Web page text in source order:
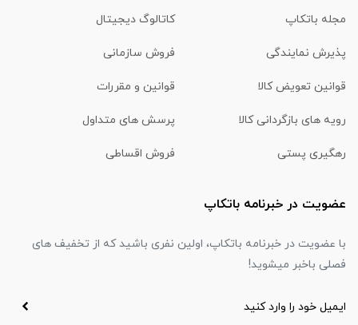
مجله باتکاپ کاتالوگ دیجیتال
پذیرش نمایندگی فروش سازمانی
قوانین تعویض کالا قوانین و مقررات
رویه های بازگردانی کالا پرسش های متداول
رهگیری پستی فروش اقساطی
عضویت در خبرنامه باتکاپ
با عضویت در خبرنامه باتکاپ، اولین نفری باشید که از تخفیف های
فصلی باخبر میشوید!